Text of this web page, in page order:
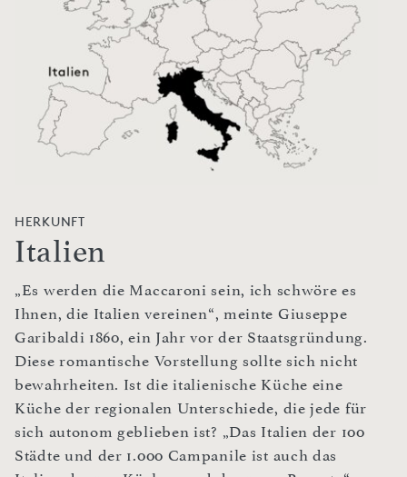
HERKUNFT
Italien
„Es werden die Maccaroni sein, ich schwöre es
Ihnen, die Italien vereinen“, meinte Giuseppe
Garibaldi 1860, ein Jahr vor der Staatsgründung.
Diese romantische Vorstellung sollte sich nicht
bewahrheiten. Ist die italienische Küche eine
Küche der regionalen Unterschiede, die jede für
sich autonom geblieben ist? „Das Italien der 100
Städte und der 1.000 Campanile ist auch das